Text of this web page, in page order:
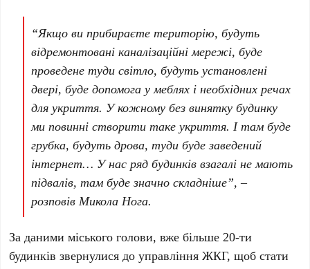
“Якщо ви прибираєте територію, будуть
відремонтовані каналізаційні мережі, буде
проведене туди світло, будуть установлені
двері, буде допомога у меблях і необхідних речах
для укриття. У кожному без винятку будинку
ми повинні створити таке укриття. І там буде
грубка, будуть дрова, туди буде заведений
інтернет… У нас ряд будинків взагалі не мають
підвалів, там буде значно складніше”, –
розповів Микола Нога.
За даними міського голови, вже більше 20-ти
будинків звернулися до управління ЖКГ, щоб стати